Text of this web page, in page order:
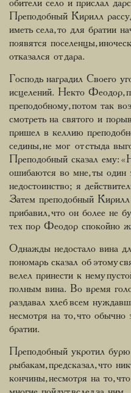
обители село и прислал
Преподобный Кирилл
иметь села, то для братии
появятся поселенцы,
отказался от дара.
Господь наградил Своего
исцелений. Некто Феодор,
преподобному, потом так
смотреть на святого и
пришел в келлию
седины, не мог от стыда
Преподобный сказал ему:
ошибаются во мне, ты один
недостоинство; я
Затем преподобный
прибавил, что он более не
тех пор Феодор спокойно
Однажды недостало вина
пономарь сказал об этому
велел принести к нему
полным вина. Во время
раздавал хлеб всем
несмотря на то, что обычно
братии.
Преподобный укротил
рыбакам, предсказал, что
кончины, несмотря на то,